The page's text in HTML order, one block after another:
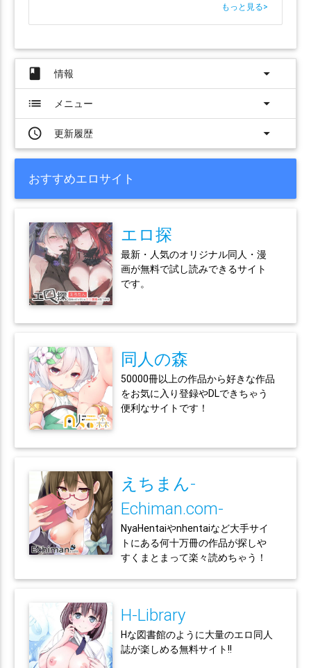
もっと見る>
book 情報
arrow_drop_down
list
メニュー
arrow_drop_down
access_time
更新履歴 arrow_drop_down
おすすめエロサイト
エロ探
最新・人気のオリジナル同人・漫
画が無料で試し読みできるサイト
です。
同人の森
50000冊以上の作品から好きな作品
をお気に入り登録やDLできちゃう
便利なサイトです！
えちまん-
Echiman.com-
NyaHentaiやnhentaiなど大手サイ
トにある何十万冊の作品が探しや
すくまとまって楽々読めちゃう！
H-Library
Hな図書館のように大量のエロ同人
誌が楽しめる無料サイト!!